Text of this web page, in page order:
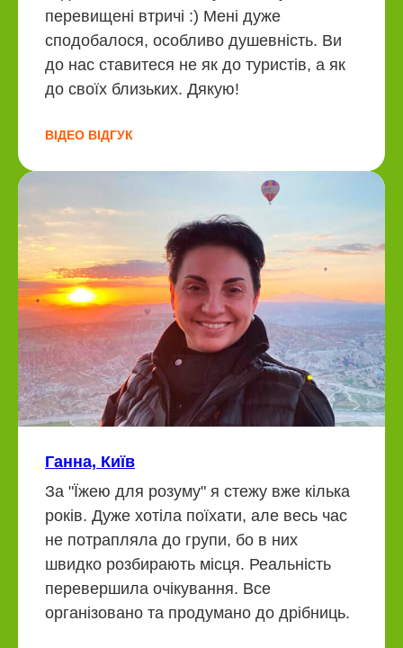
перевищені втричі :) Мені дуже
сподобалося, особливо душевність. Ви
до нас ставитеся не як до туристів, а як
до своїх близьких. Дякую!
ВІДЕО ВІДГУК
Ганна, Київ
За "Їжею для розуму" я стежу вже кілька
років. Дуже хотіла поїхати, але весь час
не потрапляла до групи, бо в них
швидко розбирають місця. Реальність
перевершила очікування. Все
організовано та продумано до дрібниць.